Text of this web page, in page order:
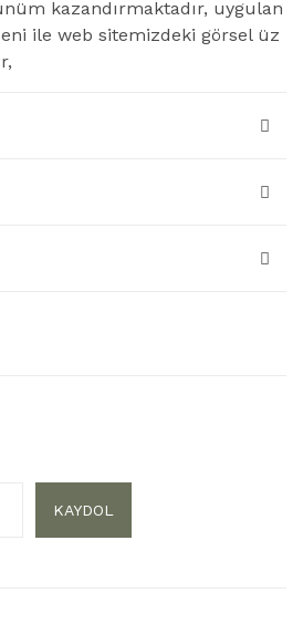
kazandırmaktadır, uygulan
ile web sitemizdeki görsel üz
KAYDOL